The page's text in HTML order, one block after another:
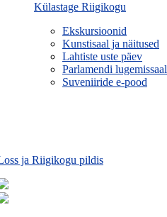
Külastage Riigikogu
Ekskursioonid
Kunstisaal ja näitused
Lahtiste uste päev
Parlamendi lugemissaal
Suveniiride e-pood
ja Riigikogu pildis